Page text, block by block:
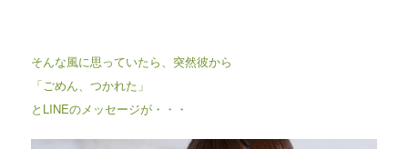
そんな風に思っていたら、突然彼から
「ごめん、つかれた」
とLINEのメッセージが・・・